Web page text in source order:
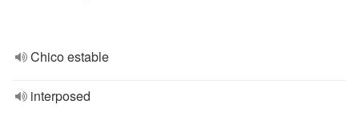
Chico estable
interposed